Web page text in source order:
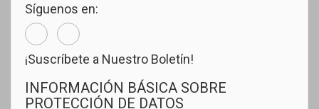
Síguenos en:
¡Suscríbete a Nuestro Boletín!
INFORMACIÓN BÁSICA SOBRE
PROTECCIÓN DE DATOS